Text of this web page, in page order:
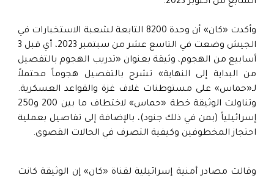
وأكدت «كان» أن وحدة 8200 التابعة لشعبة الاستخبارات في
الجيش وضعت في التاسع عشر من سبتمبر 2023، أي قبل 3
أسابيع من الهجوم، وثيقة بعنوان «تدريب الهجوم بالتفصيل
من البداية إلى النهاية» تشرح بالتفصيل هجوماً محتملاً
لـ«حماس» على مستوطنات غلاف غزة والقواعد العسكرية.
وتناولت الوثيقة خطة «حماس» لاختطاف ما بين 200 و250
إسرائيلياً (بمن في ذلك جنود)، بالإضافة إلى تفاصيل بعملية
احتجاز المخطوفين وكيفية التصرف في الحالات القصوى.
وقالت مصادر أمنية إسرائيلية لقناة «كان» إن الوثيقة كانت